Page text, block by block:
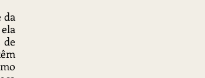
da
de